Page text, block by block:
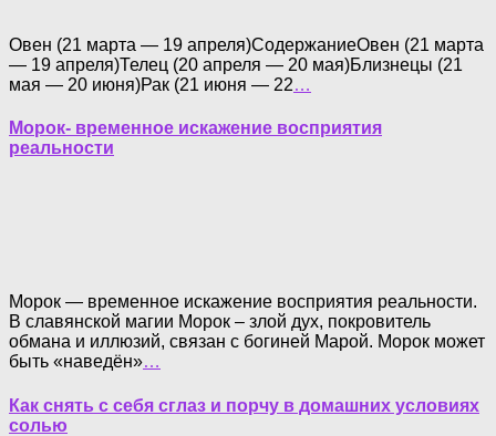
Овен (21 марта — 19 апреля)СодержаниеОвен (21 марта
— 19 апреля)Телец (20 апреля — 20 мая)Близнецы (21
мая — 20 июня)Рак (21 июня — 22…
Морок- временное искажение восприятия
реальности
Морок — временное искажение восприятия реальности.
В славянской магии Морок – злой дух, покровитель
обмана и иллюзий, связан с богиней Марой. Морок может
быть «наведён»…
Как снять с себя сглаз и порчу в домашних условиях
солью